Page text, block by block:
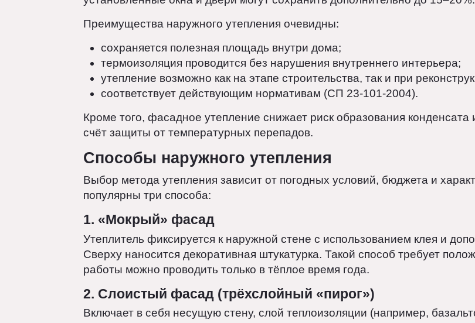
стать приоритетом. Согласно строительным нормативам, до 45%
установленные окна и двери могут сохранить дополнительно до
Преимущества наружного утепления очевидны:
сохраняется полезная площадь внутри дома;
термоизоляция проводится без нарушения внутреннего
соответствует действующим нормативам (СП 23-101-2004).
счёт защиты от температурных перепадов.
Способы наружного утепления
Выбор метода утепления зависит от погодных условий, бюджета и
популярны три способа:
1. «Мокрый» фасад
Утеплитель фиксируется к наружной стене с использованием клея и
Сверху наносится декоративная штукатурка. Такой способ требует
работы можно проводить только в тёплое время года.